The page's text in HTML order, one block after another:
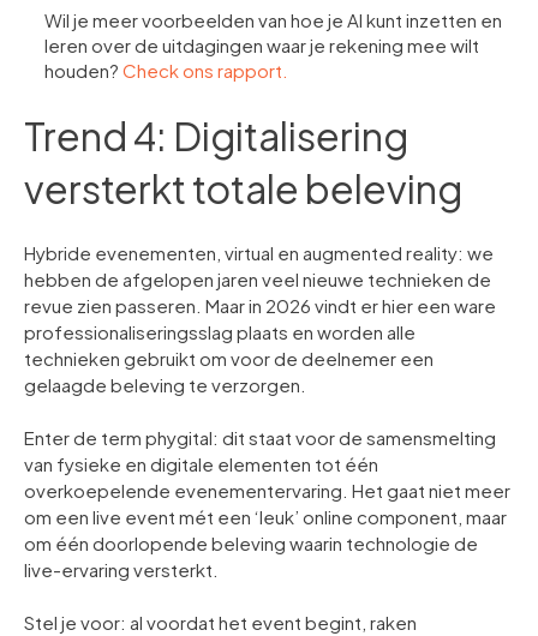
Wil je meer voorbeelden van hoe je AI kunt inzetten en
leren over de uitdagingen waar je rekening mee wilt
houden? Check ons rapport.
Trend 4: Digitalisering
versterkt totale beleving
Hybride evenementen, virtual en augmented reality: we
hebben de afgelopen jaren veel nieuwe technieken de
revue zien passeren. Maar in 2026 vindt er hier een ware
professionaliseringsslag plaats en worden alle
technieken gebruikt om voor de deelnemer een
gelaagde beleving te verzorgen.
Enter de term phygital: dit staat voor de samensmelting
van fysieke en digitale elementen tot één
overkoepelende evenementervaring. Het gaat niet meer
om een live event mét een ‘leuk’ online component, maar
om één doorlopende beleving waarin technologie de
live-ervaring versterkt.
Stel je voor: al voordat het event begint, raken